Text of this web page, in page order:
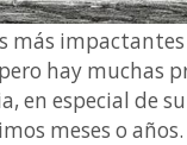
más
hay muchas
en especial de
meses o